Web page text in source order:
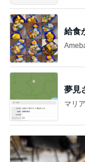
給食
夢見
マリ